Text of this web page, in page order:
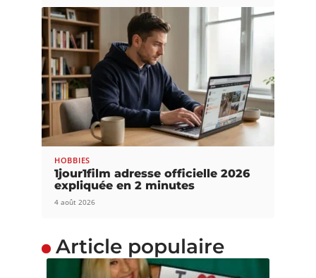
HOBBIES
1jour1film adresse officielle 2026
expliquée en 2 minutes
4 août 2026
Article populaire